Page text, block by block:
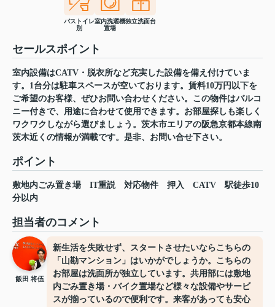
バストイレ
別
室内洗濯機
置場
独立洗面台
セールスポイント
室内設備はCATV・脱衣所など充実した設備を備え付けていま
す。1台分は駐車スペースが空いております。賃料10万円以下を
ご希望のお客様、ぜひお問い合わせください。この物件はバルコ
ニー付きで、用途に合わせて使用できます。お部屋探しも楽しく
ワクワクしながら選びましょう。茨木市エリアの阪急京都本線南
茨木近くの情報が満載です。是非、お問い合せ下さい。
ポイント
敷地内ごみ置き場 IT重説 対応物件 押入 CATV
駅徒歩10
分以内
担当者のコメント
飯田 将伍
新生活を失敗せず、スタートさせたいならこちらの
「山勘マンション」はいかがでしょうか。こちらの
お部屋は洗面所が独立しています。共用部には敷地
内ごみ置き場・バイク置場など様々な設備やサービ
スが揃っているので便利です。来客があっても安心